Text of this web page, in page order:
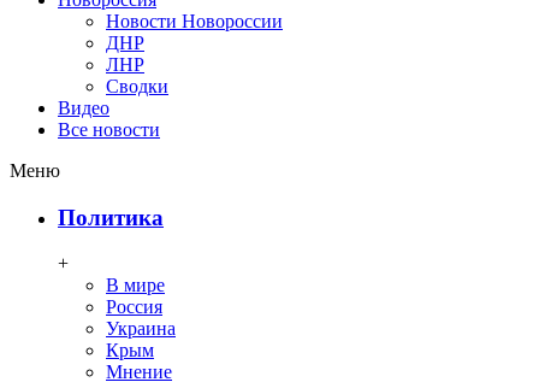
Новости Новороссии
ДНР
ЛНР
Сводки
Видео
Все новости
Меню
Политика
+
В мире
Россия
Украина
Крым
Мнение